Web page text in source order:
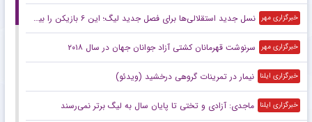
خبرگزاری مهر نسل جدید استقلالی‌ها برای فصل جدید لیگ؛ این ۶ بازیکن را بیشتر بشناسید
خبرگزاری مهر سرنوشت قهرمانان کشتی آزاد جوانان جهان در سال ۲۰۱۸
خبرگزاری ایلنا نیمار در تمرینات گروهی درخشید (ویدئو)
خبرگزاری ایلنا ماجدی: آزادی و تختی تا پایان سال به لیگ برتر نمی‌رسند